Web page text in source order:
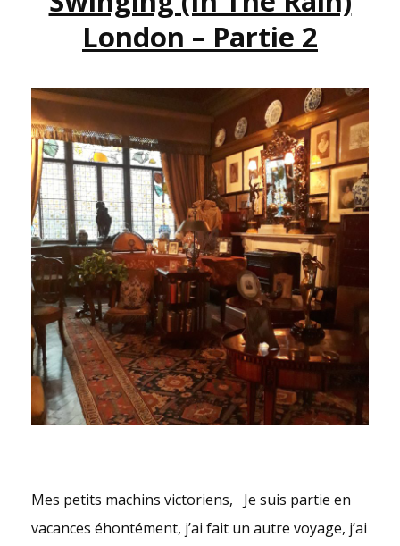
London – Partie 2
Mes petits machins victoriens, Je suis partie en
vacances éhontément, j’ai fait un autre voyage, j’ai